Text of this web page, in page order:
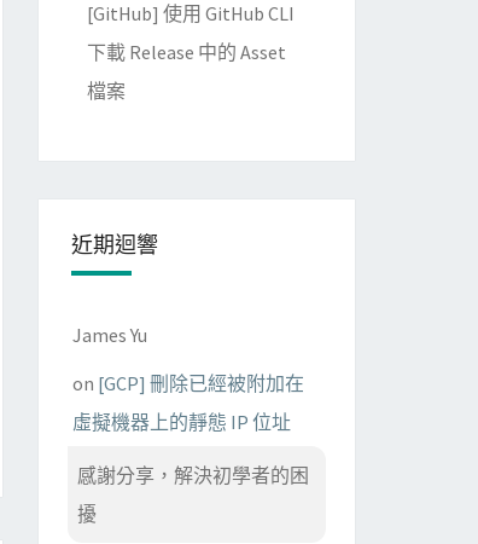
[GitHub] 使用 GitHub CLI
下載 Release 中的 Asset
檔案
近期迴響
James Yu
on [GCP] 刪除已經被附加在
虛擬機器上的靜態 IP 位址
感謝分享，解決初學者的困
擾